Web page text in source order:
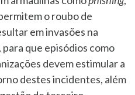
o roubo de
em invasões na
para que episódios como
devem estimular a
destes incidentes, além